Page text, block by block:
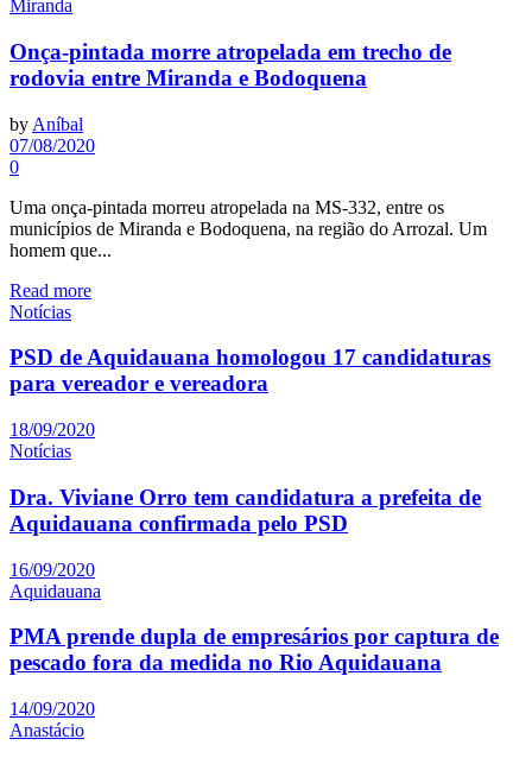
Miranda
Onça-pintada morre atropelada em trecho de
rodovia entre Miranda e Bodoquena
by Aníbal
07/08/2020
0
Uma onça-pintada morreu atropelada na MS-332, entre os
municípios de Miranda e Bodoquena, na região do Arrozal. Um
homem que...
Read more
Notícias
PSD de Aquidauana homologou 17 candidaturas
para vereador e vereadora
18/09/2020
Notícias
Dra. Viviane Orro tem candidatura a prefeita de
Aquidauana confirmada pelo PSD
16/09/2020
Aquidauana
PMA prende dupla de empresários por captura de
pescado fora da medida no Rio Aquidauana
14/09/2020
Anastácio